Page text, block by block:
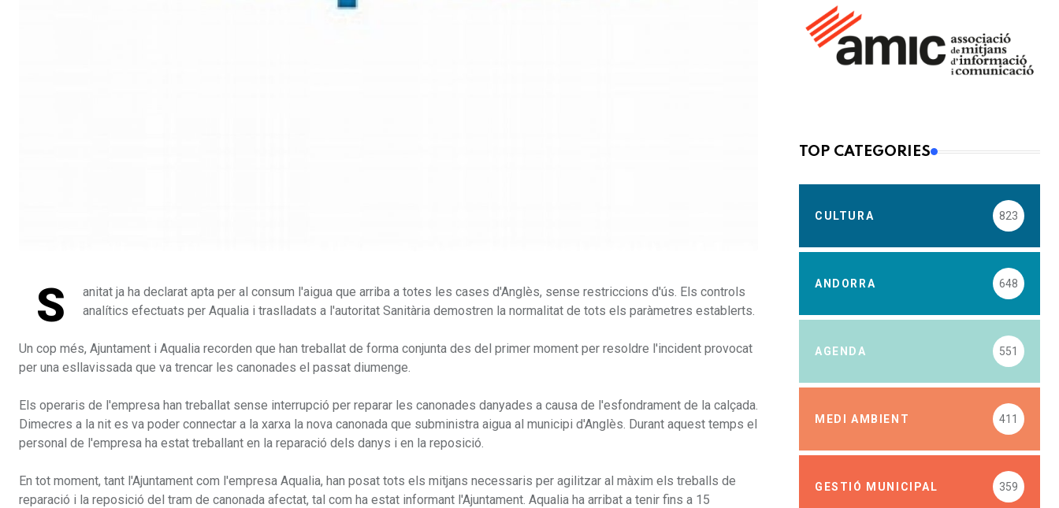
S
anitat ja ha declarat apta per al consum l'aigua que arriba a totes les cases d'Anglès, sense restriccions d'ús. Els controls
analítics efectuats per Aqualia i traslladats a l'autoritat Sanitària demostren la normalitat de tots els paràmetres establerts.
Un cop més, Ajuntament i Aqualia recorden que han treballat de forma conjunta des del primer moment per resoldre l'incident provocat
per una esllavissada que va trencar les canonades el passat diumenge.
Els operaris de l'empresa han treballat sense interrupció per reparar les canonades danyades a causa de l'esfondrament de la calçada.
Dimecres a la nit es va poder connectar a la xarxa la nova canonada que subministra aigua al municipi d'Anglès. Durant aquest temps el
personal de l'empresa ha estat treballant en la reparació dels danys i en la reposició.
En tot moment, tant l'Ajuntament com l'empresa Aqualia, han posat tots els mitjans necessaris per agilitzar al màxim els treballs de
reparació i la reposició del tram de canonada afectat, tal com ha estat informant l'Ajuntament. Aqualia ha arribat a tenir fins a 15
TOP CATEGORIES
CULTURA 823
ANDORRA 648
AGENDA 551
MEDI AMBIENT 411
GESTIÓ MUNICIPAL 359